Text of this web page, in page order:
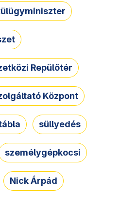
Repülőtér
Központ
süllyedés
személygépkocsi
Nick Árpád